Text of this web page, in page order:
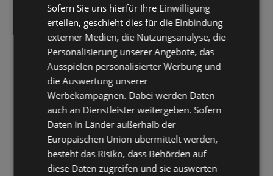
Sofern Sie uns hierfür Ihre Einwilligung
erteilen, geschieht dies für die Einbindung
externer Medien, die Nutzungsanalyse, die
Personalisierung unserer Angebote, das
Ausspielen personalisierter Werbung und
die Auswertung unserer
Werbekampagnen. Dabei werden Daten
auch an Dienstleister weitergeben. Sofern
Daten in Länder außerhalb der
Europäischen Union übermittelt werden,
besteht das Risiko, dass Behörden auf
diese Daten zugreifen und sie auswerten